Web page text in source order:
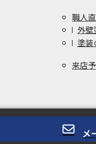
メ
職人
外壁
塗装
来店